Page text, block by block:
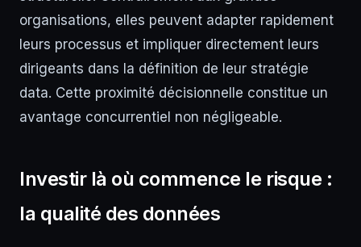
organisations, elles peuvent adapter rapidement
leurs processus et impliquer directement leurs
dirigeants dans la définition de leur stratégie
data. Cette proximité décisionnelle constitue un
avantage concurrentiel non négligeable.
Investir là où commence le risque :
la qualité des données